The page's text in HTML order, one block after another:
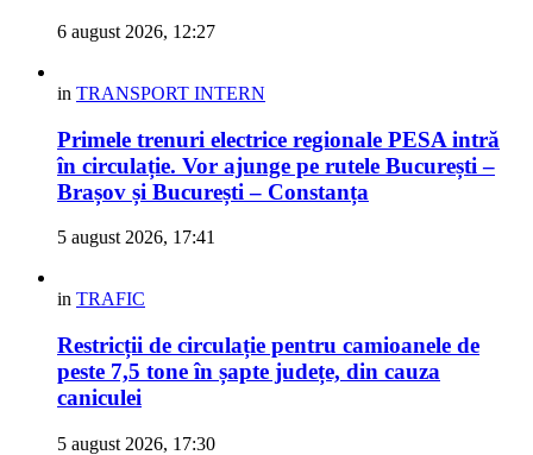
6 august 2026, 12:27
in TRANSPORT INTERN
Primele trenuri electrice regionale PESA intră
în circulație. Vor ajunge pe rutele București –
Brașov și București – Constanța
5 august 2026, 17:41
in TRAFIC
Restricții de circulație pentru camioanele de
peste 7,5 tone în șapte județe, din cauza
caniculei
5 august 2026, 17:30